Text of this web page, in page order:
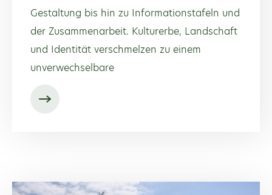
Gestaltung bis hin zu Informationstafeln und
der Zusammenarbeit. Kulturerbe, Landschaft
und Identität verschmelzen zu einem
unverwechselbare